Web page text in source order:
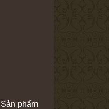
phẩm